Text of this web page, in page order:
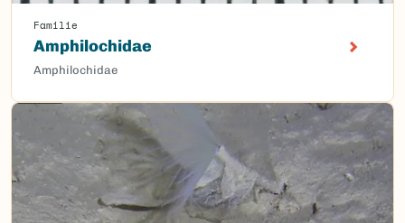
Familie
Amphilochidae
Amphilochidae